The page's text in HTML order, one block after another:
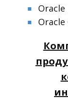
■
■
■
■